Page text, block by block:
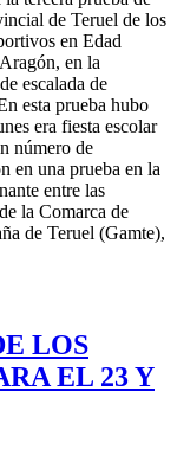
de Teruel de los
en Edad
en la
escalada de
esta prueba hubo
era fiesta escolar
número de
en una prueba en la
entre las
la Comarca de
de Teruel (Gamte),
LOS
EL 23 Y